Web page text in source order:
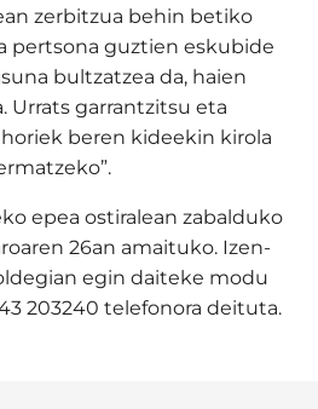
zerbitzua behin betiko
pertsona guztien eskubide
bultzatzea da, haien
Urrats garrantzitsu eta
beren kideekin kirola
epea ostiralean zabalduko
26an amaituko. Izen-
egin daiteke modu
203240 telefonora deituta.